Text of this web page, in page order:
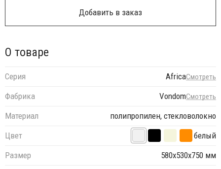
Добавить в заказ
О товаре
Серия AfricaСмотреть
Фабрика VondomСмотреть
Материал
полипропилен, стекловолокно
Цвет
белый
Размер
580х530х750 мм